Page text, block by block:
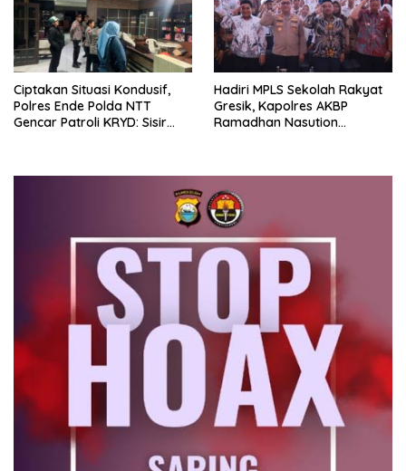
Ciptakan Situasi Kondusif,
Polres Ende Polda NTT
Gencar Patroli KRYD: Sisir
Hadiri MPLS Sekolah Rakyat
Gresik, Kapolres AKBP
Ramadhan Nasution